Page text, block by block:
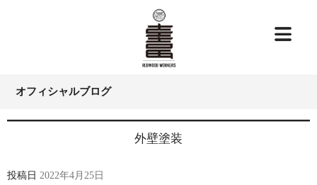
オフィシャルブログ
外壁塗装
投稿日 2022年4月25日